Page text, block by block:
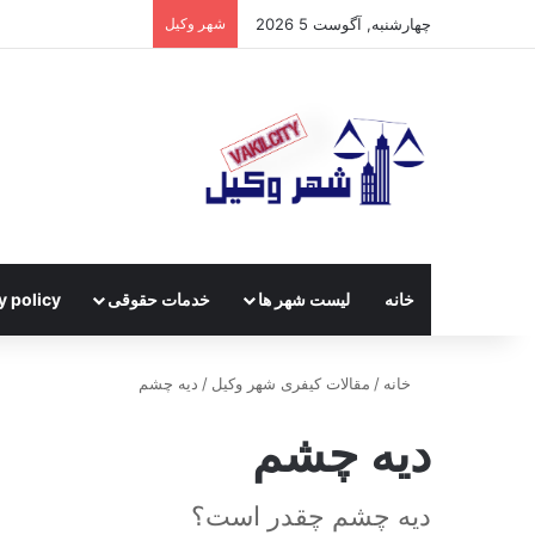
چهارشنبه, آگوست 5 2026 شهر وکیل
خانه لیست شهر ها خدمات حقوقی policy
خانه / مقالات کیفری شهر وکیل / دیه چشم
دیه چشم
دیه چشم چقدر است؟